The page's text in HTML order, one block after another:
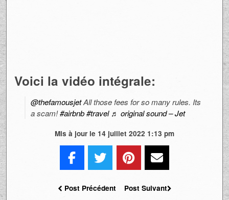
Voici la vidéo intégrale:
@thefamousjetAll those fees for so many rules. Its
a scam!#airbnb #travel ♬ original sound – Jet
Mis à jour le 14 juillet 2022 1:13 pm
Post Précédent Post Suivant